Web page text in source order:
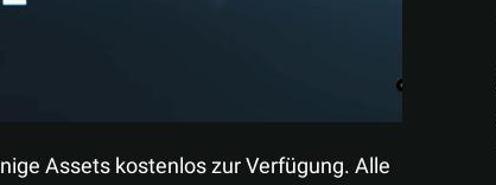
Assets kostenlos zur Verfügung. Alle